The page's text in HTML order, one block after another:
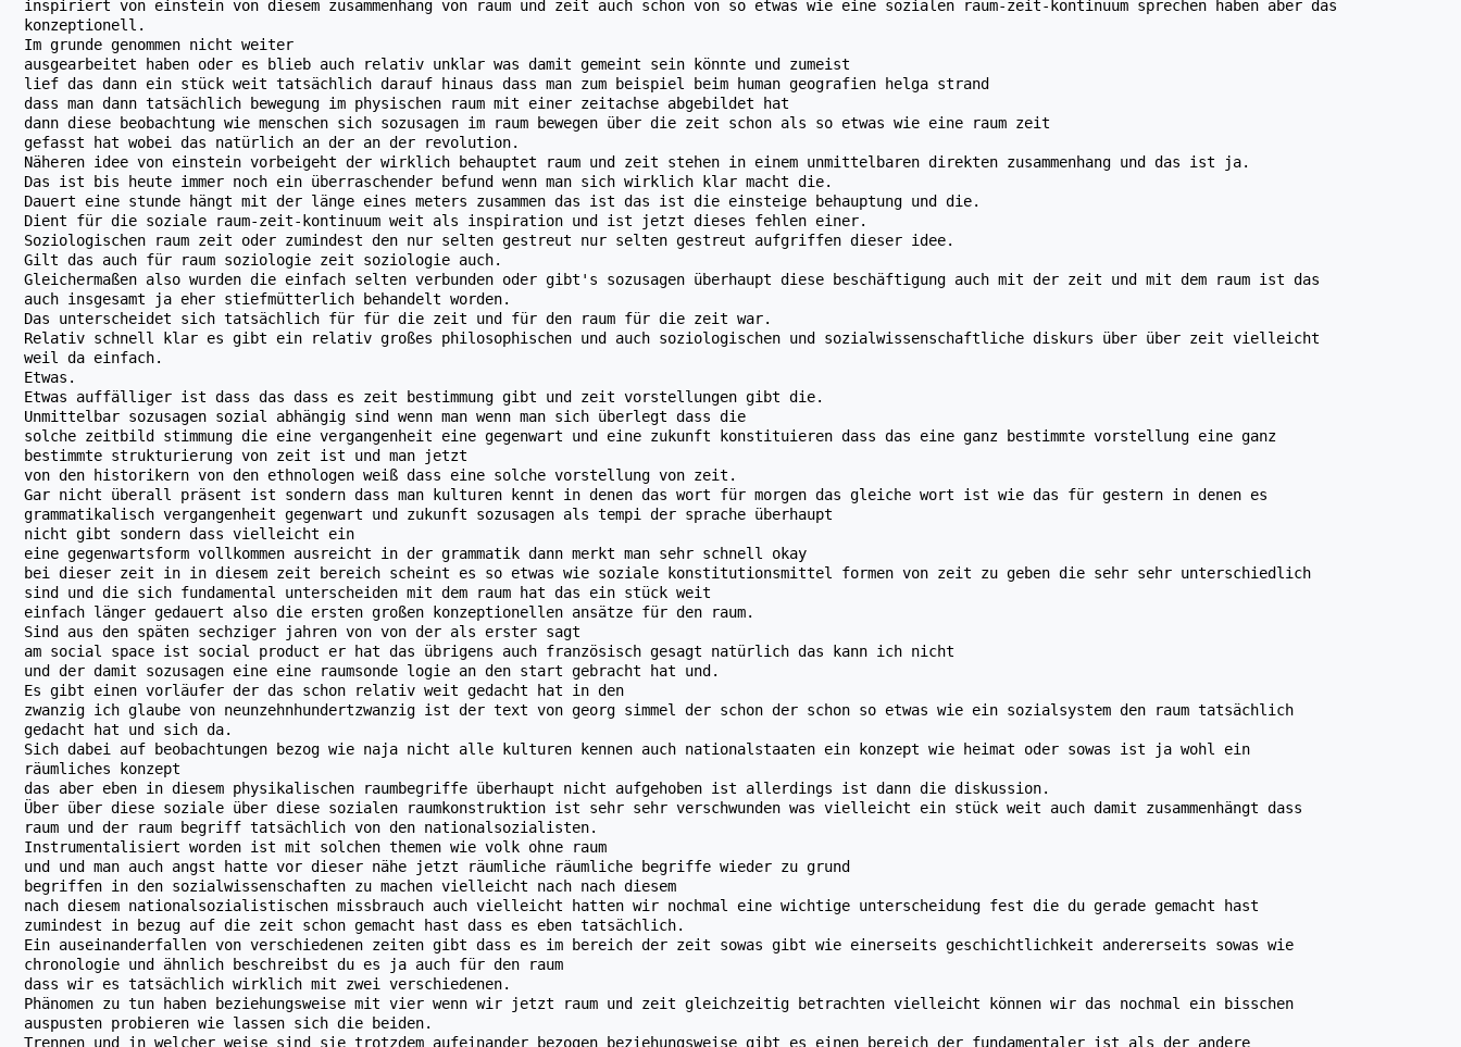
inspiriert von einstein von diesem zusammenhang von raum und zeit auch schon von so etwas wie eine sozialen raum-zeit-kontinuum sprechen haben aber das
konzeptionell.
Im grunde genommen nicht weiter
ausgearbeitet haben oder es blieb auch relativ unklar was damit gemeint sein könnte und zumeist
lief das dann ein stück weit tatsächlich darauf hinaus dass man zum beispiel beim human geografien helga strand
dass man dann tatsächlich bewegung im physischen raum mit einer zeitachse abgebildet hat
dann diese beobachtung wie menschen sich sozusagen im raum bewegen über die zeit schon als so etwas wie eine raum zeit
gefasst hat wobei das natürlich an der an der revolution.
Näheren idee von einstein vorbeigeht der wirklich behauptet raum und zeit stehen in einem unmittelbaren direkten zusammenhang und das ist ja.
Das ist bis heute immer noch ein überraschender befund wenn man sich wirklich klar macht die.
Dauert eine stunde hängt mit der länge eines meters zusammen das ist das ist die einsteige behauptung und die.
Dient für die soziale raum-zeit-kontinuum weit als inspiration und ist jetzt dieses fehlen einer.
Soziologischen raum zeit oder zumindest den nur selten gestreut nur selten gestreut aufgriffen dieser idee.
Gilt das auch für raum soziologie zeit soziologie auch.
Gleichermaßen also wurden die einfach selten verbunden oder gibt's sozusagen überhaupt diese beschäftigung auch mit der zeit und mit dem raum ist das
auch insgesamt ja eher stiefmütterlich behandelt worden.
Das unterscheidet sich tatsächlich für für die zeit und für den raum für die zeit war.
Relativ schnell klar es gibt ein relativ großes philosophischen und auch soziologischen und sozialwissenschaftliche diskurs über über zeit vielleicht
weil da einfach.
Etwas.
Etwas auffälliger ist dass das dass es zeit bestimmung gibt und zeit vorstellungen gibt die.
Unmittelbar sozusagen sozial abhängig sind wenn man wenn man sich überlegt dass die
solche zeitbild stimmung die eine vergangenheit eine gegenwart und eine zukunft konstituieren dass das eine ganz bestimmte vorstellung eine ganz
bestimmte strukturierung von zeit ist und man jetzt
von den historikern von den ethnologen weiß dass eine solche vorstellung von zeit.
Gar nicht überall präsent ist sondern dass man kulturen kennt in denen das wort für morgen das gleiche wort ist wie das für gestern in denen es
grammatikalisch vergangenheit gegenwart und zukunft sozusagen als tempi der sprache überhaupt
nicht gibt sondern dass vielleicht ein
eine gegenwartsform vollkommen ausreicht in der grammatik dann merkt man sehr schnell okay
bei dieser zeit in in diesem zeit bereich scheint es so etwas wie soziale konstitutionsmittel formen von zeit zu geben die sehr sehr unterschiedlich
sind und die sich fundamental unterscheiden mit dem raum hat das ein stück weit
einfach länger gedauert also die ersten großen konzeptionellen ansätze für den raum.
Sind aus den späten sechziger jahren von von der als erster sagt
am social space ist social product er hat das übrigens auch französisch gesagt natürlich das kann ich nicht
und der damit sozusagen eine eine raumsonde logie an den start gebracht hat und.
Es gibt einen vorläufer der das schon relativ weit gedacht hat in den
zwanzig ich glaube von neunzehnhundertzwanzig ist der text von georg simmel der schon der schon so etwas wie ein sozialsystem den raum tatsächlich
gedacht hat und sich da.
Sich dabei auf beobachtungen bezog wie naja nicht alle kulturen kennen auch nationalstaaten ein konzept wie heimat oder sowas ist ja wohl ein
räumliches konzept
das aber eben in diesem physikalischen raumbegriffe überhaupt nicht aufgehoben ist allerdings ist dann die diskussion.
Über über diese soziale über diese sozialen raumkonstruktion ist sehr sehr verschwunden was vielleicht ein stück weit auch damit zusammenhängt dass
raum und der raum begriff tatsächlich von den nationalsozialisten.
Instrumentalisiert worden ist mit solchen themen wie volk ohne raum
und und man auch angst hatte vor dieser nähe jetzt räumliche räumliche begriffe wieder zu grund
begriffen in den sozialwissenschaften zu machen vielleicht nach nach diesem
nach diesem nationalsozialistischen missbrauch auch vielleicht hatten wir nochmal eine wichtige unterscheidung fest die du gerade gemacht hast
zumindest in bezug auf die zeit schon gemacht hast dass es eben tatsächlich.
Ein auseinanderfallen von verschiedenen zeiten gibt dass es im bereich der zeit sowas gibt wie einerseits geschichtlichkeit andererseits sowas wie
chronologie und ähnlich beschreibst du es ja auch für den raum
dass wir es tatsächlich wirklich mit zwei verschiedenen.
Phänomen zu tun haben beziehungsweise mit vier wenn wir jetzt raum und zeit gleichzeitig betrachten vielleicht können wir das nochmal ein bisschen
auspusten probieren wie lassen sich die beiden.
Trennen und in welcher weise sind sie trotzdem aufeinander bezogen beziehungsweise gibt es einen bereich der fundamentaler ist als der andere